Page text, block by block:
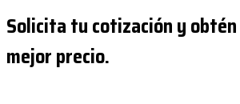
Solicita tu cotización y
mejor precio.